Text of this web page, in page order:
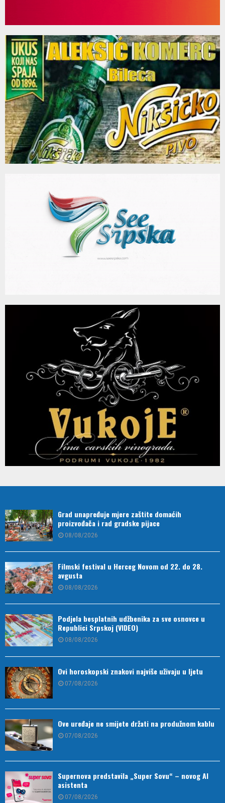
Grad unapređuje mjere zaštite domaćih
proizvođača i rad gradske pijace
08/08/2026
Filmski festival u Herceg Novom od 22. do 28.
avgusta
08/08/2026
Podjela besplatnih udžbenika za sve osnovce u
Republici Srpskoj (VIDEO)
08/08/2026
Ovi horoskopski znakovi najviše uživaju u ljetu
07/08/2026
Ove uređaje ne smijete držati na produžnom kablu
07/08/2026
Supernova predstavila „Super Sovu“ – novog AI
asistenta
07/08/2026